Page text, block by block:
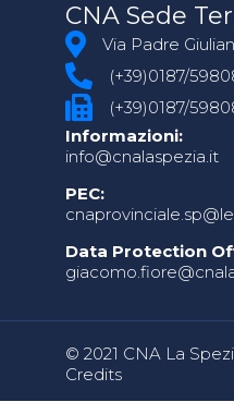
CNA Sede
Via Padre
(+39)0187/
(+39)0187/
Informazioni:
info@cnalaspezia.it
PEC:
Data Protection
© 2021 CNA La
Credits